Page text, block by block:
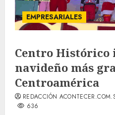
EMPRESARIALES
Centro
navideño más
Centroamérica
REDACCIÓN
636